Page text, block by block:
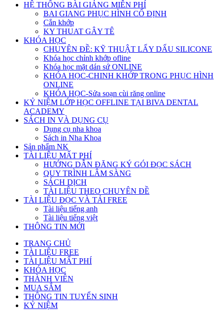
HỆ THỐNG BÀI GIẢNG MIỄN PHÍ
BAI GIANG PHỤC HÌNH CỐ ĐỊNH
Cắn khớp
KY THUAT GÂY TÊ
KHÓA HỌC
CHUYÊN ĐỀ: KỸ THUẬT LẤY DẤU SILICONE
Khóa học chỉnh khớp ofline
Khóa học mặt dán sứ ONLINE
KHÓA HỌC-CHINH KHỚP TRONG PHỤC HÌNH
ONLINE
KHÓA HỌC-Sửa soạn cùi răng online
KỶ NIỆM LỚP HỌC OFFLINE TẠI BIVA DENTAL
ACADEMY
SÁCH IN VÀ DỤNG CỤ
Dụng cụ nha khoa
Sách in Nha Khoa
Sản phẩm NK
TÀI LIỆU MẤT PHÍ
HƯỚNG DẪN ĐĂNG KÝ GÓI ĐỌC SÁCH
QUY TRÌNH LÂM SÀNG
SÁCH DỊCH
TÀI LIỆU THEO CHUYÊN ĐỀ
TÀI LIỆU ĐỌC VÀ TẢI FREE
Tài liệu tiếng anh
Tài liệu tiếng việt
THÔNG TIN MỚI
TRANG CHỦ
TÀI LIỆU FREE
TÀI LIỆU MẤT PHÍ
KHÓA HỌC
THÀNH VIÊN
MUA SẮM
THÔNG TIN TUYỂN SINH
KỶ NIỆM